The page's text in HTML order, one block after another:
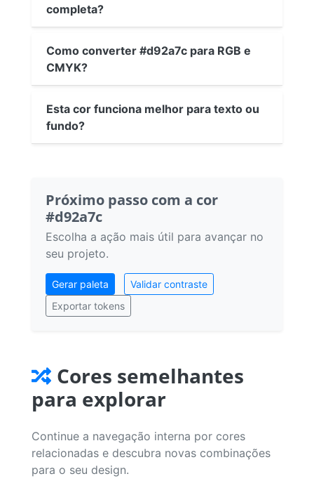
completa?
Como converter #d92a7c para RGB e
CMYK?
Esta cor funciona melhor para texto ou
fundo?
Próximo passo com a cor
#d92a7c
Escolha a ação mais útil para avançar no
seu projeto.
Gerar paleta
Validar contraste
Exportar tokens
Cores semelhantes
para explorar
Continue a navegação interna por cores
relacionadas e descubra novas combinações
para o seu design.